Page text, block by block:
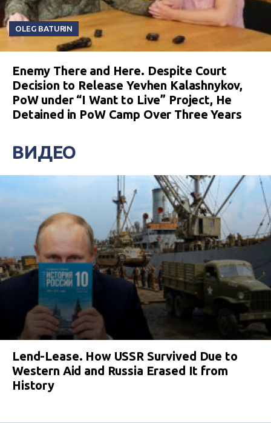
OLEG BATURIN
Enemy There and Here. Despite Court
Decision to Release Yevhen Kalashnykov,
PoW under “I Want to Live” Project, He
Detained in PoW Camp Over Three Years
ВИДЕО
Lend-Lease. How USSR Survived Due to
Western Aid and Russia Erased It from
History